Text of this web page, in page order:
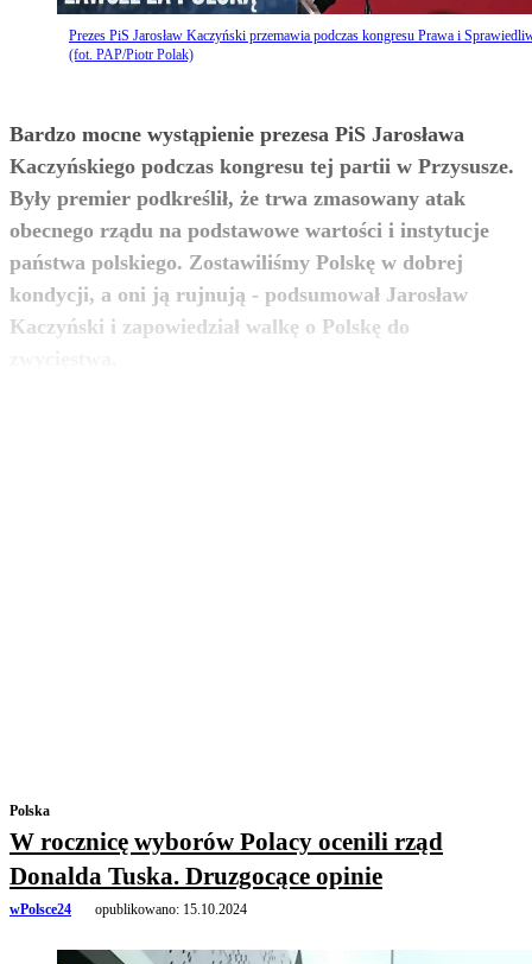
Prezes PiS Jarosław Kaczyński przemawia podczas kongresu Prawa i
(fot. PAP/Piotr Polak)
Bardzo mocne wystąpienie prezesa PiS Jarosława
Kaczyńskiego podczas kongresu tej partii w Przysusze.
Były premier podkreślił, że trwa zmasowany atak
obecnego rządu na podstawowe wartości i instytucje
państwa polskiego. Zostawiliśmy Polskę w dobrej
kondycji, a oni ją rujnują - podsumował Jarosław
Kaczyński i zapowiedział walkę o Polskę do
zobacz więcej
Polska
W rocznicę wyborów Polacy ocenili rząd
Donalda Tuska. Druzgocące opinie
wPolsce24 opublikowano: 15.10.2024